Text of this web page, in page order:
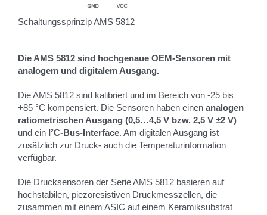
Schaltungssprinzip AMS 5812
Die AMS 5812 sind hochgenaue OEM-Sensoren mit
analogem und digitalem Ausgang.
Die AMS 5812 sind kalibriert und im Bereich von -25 bis
+85 °C kompensiert. Die Sensoren haben einen analogen
ratiometrischen Ausgang (0,5…4,5 V bzw. 2,5 V ±2 V)
und ein I²C-Bus-Interface. Am digitalen Ausgang ist
zusätzlich zur Druck- auch die Temperaturinformation
verfügbar.
Die Drucksensoren der Serie AMS 5812 basieren auf
hochstabilen, piezoresistiven Druckmesszellen, die
zusammen mit einem ASIC auf einem Keramiksubstrat